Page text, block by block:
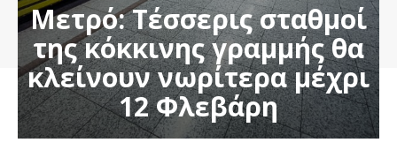
Μετρό: Τέσσερις σταθμοί
της κόκκινης γραμμής θα
κλείνουν νωρίτερα μέχρι
12 Φλεβάρη